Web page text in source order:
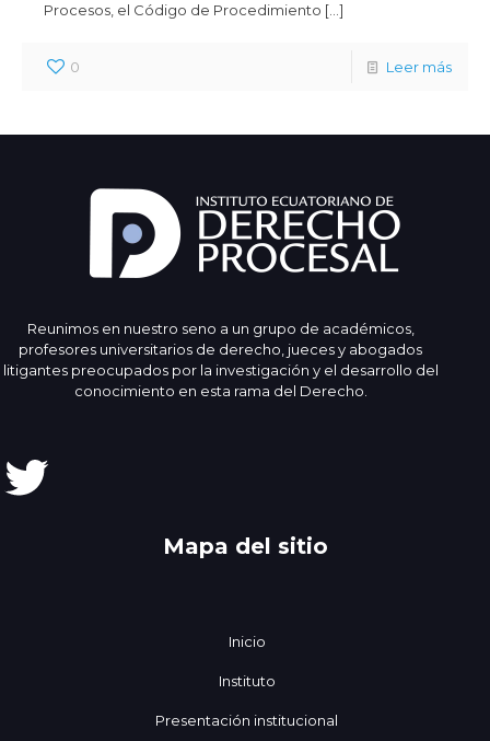
Procesos, el Código de Procedimiento […]
0 Leer más
Reunimos en nuestro seno a un grupo de académicos,
profesores universitarios de derecho, jueces y abogados
litigantes preocupados por la investigación y el desarrollo del
conocimiento en esta rama del Derecho.
Twitter
Mapa del sitio
Inicio
Instituto
Presentación institucional